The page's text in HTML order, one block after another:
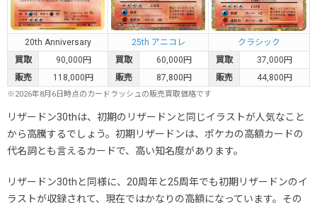
20th Anniversary 25th アニコレ
クラシック
買取
90,000円 買取 60,000円 買取
37,000円
販売
118,000円 販売 87,800円 販売 44,800円
※2026年8月6日時点のカードラッシュの販売買取価格です
リザードン30thは、初期のリザードンと同じイラストが人気なこと
から高騰するでしょう。初期リザードンは、ポケカの高額カードの
代名詞とも言えるカードで、高い知名度があります。
リザードン30thと同様に、20周年と25周年でも初期リザードンのイ
ラストが収録されて、現在ではかなりの高額になっています。その